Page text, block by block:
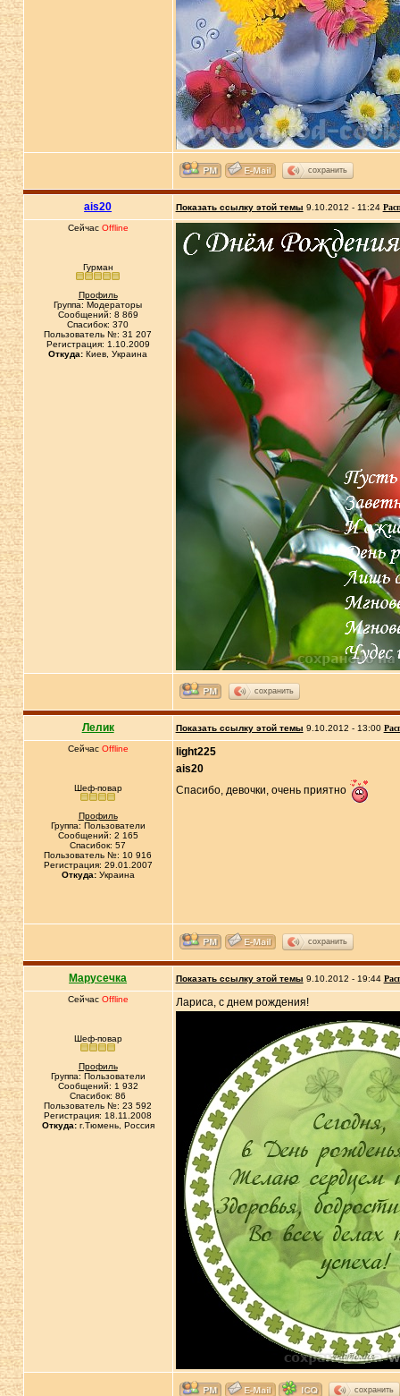
сохранить
ais20 Показать ссылку этой темы 9.10.2012 - 11:24
Сейчас Offline
Гурман
Профиль
Группа: Модераторы
Сообщений: 8 869
Спасибок: 370
Пользователь №: 31 207
Регистрация: 1.10.2009
Откуда: Киев, Украина
сохранить
Лелик Показать ссылку этой темы 9.10.2012 - 13:00
Сейчас Offline
Шеф-повар
Профиль
Группа: Пользователи
Сообщений: 2 165
Спасибок: 57
Пользователь №: 10 916
Регистрация: 29.01.2007
Откуда:Украина
light225
ais20
Спасибо, девочки, очень приятно
сохранить
Марусечка Показать ссылку этой темы 9.10.2012 - 19:44
Сейчас Offline
Шеф-повар
Профиль
Группа: Пользователи
Сообщений: 1 932
Спасибок: 86
Пользователь №: 23 592
Регистрация: 18.11.2008
Откуда:г.Тюмень, Россия
Лариса, с днем рождения!
сохранить